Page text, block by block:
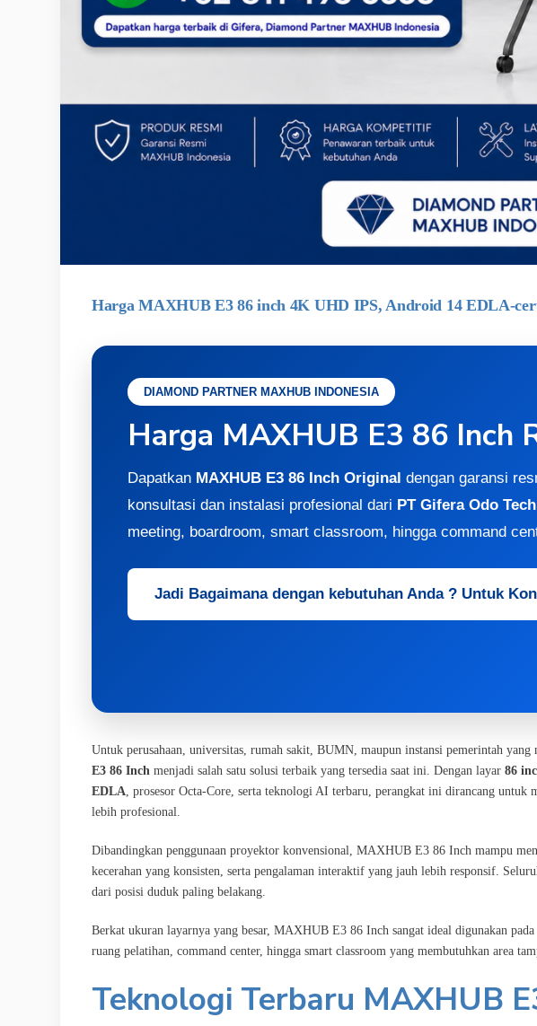
Harga MAXHUB E3 86 inch 4K UHD IPS, Android 14 EDLA-
DIAMOND PARTNER MAXHUB INDONESIA
Harga MAXHUB E3 86 Inch
Dapatkan MAXHUB E3 86 Inch Original dengan garansi
konsultasi dan instalasi profesional dari PT Gifera Odo
meeting, boardroom, smart classroom, hingga command
Jadi Bagaimana dengan kebutuhan Anda ? Untuk
Untuk perusahaan, universitas, rumah sakit, BUMN, maupun instansi pemerintah
E3 86 Inch menjadi salah satu solusi terbaik yang tersedia saat ini. Dengan layar 86
EDLA , prosesor Octa-Core, serta teknologi AI terbaru, perangkat ini dirancang untuk
lebih profesional.
Dibandingkan penggunaan proyektor konvensional, MAXHUB E3 86 Inch mampu
kecerahan yang konsisten, serta pengalaman interaktif yang jauh lebih responsif.
dari posisi duduk paling belakang.
Berkat ukuran layarnya yang besar, MAXHUB E3 86 Inch sangat ideal digunakan pada
ruang pelatihan, command center, hingga smart classroom yang membutuhkan area
Teknologi Terbaru MAXHUB